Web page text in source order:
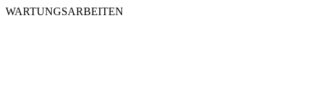
WARTUNGSARBEITEN